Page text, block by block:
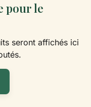
pour le
seront affichés ici